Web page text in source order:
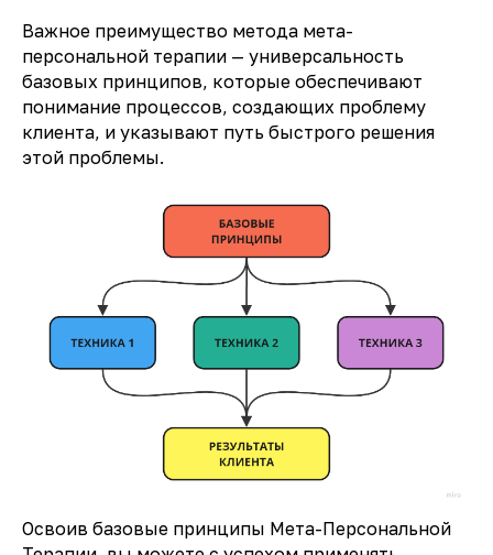
Важное преимущество метода мета-
персональной терапии — универсальность
базовых принципов, которые обеспечивают
понимание процессов, создающих проблему
клиента, и указывают путь быстрого решения
этой проблемы.
Освоив базовые принципы Мета-Персональной